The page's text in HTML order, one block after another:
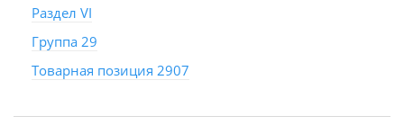
Раздел VI
Группа 29
Товарная позиция 2907